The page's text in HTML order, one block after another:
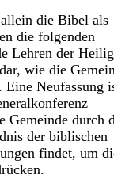
allein die Bibel als
die folgenden
Lehren der
wie die
Eine Neufassung
Gemeinde durch
der biblischen
findet, um